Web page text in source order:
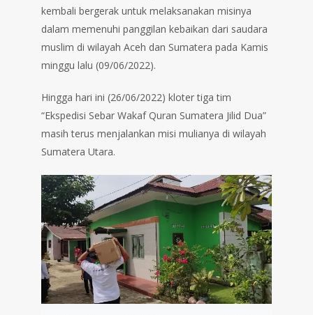
kembali bergerak untuk melaksanakan misinya
dalam memenuhi panggilan kebaikan dari saudara
muslim di wilayah Aceh dan Sumatera pada Kamis
minggu lalu (09/06/2022).
Hingga hari ini (26/06/2022) kloter tiga tim
“Ekspedisi Sebar Wakaf Quran Sumatera Jilid Dua”
masih terus menjalankan misi mulianya di wilayah
Sumatera Utara.